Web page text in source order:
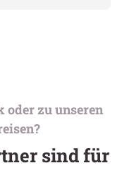
oder zu unseren
sind für